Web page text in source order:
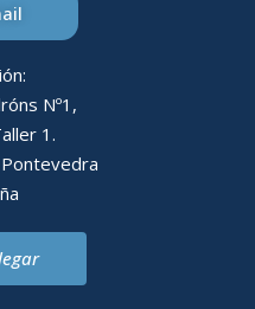
Nº1,
1.